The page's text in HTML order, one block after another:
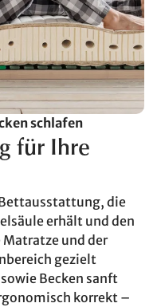
schlafen
für Ihre
die
erhält und den
und der
gezielt
Becken sanft
korrekt –